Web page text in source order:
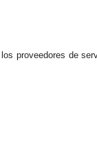
proveedores de